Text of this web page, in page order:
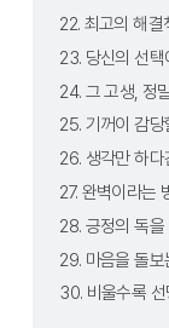
22. 최고의 해결
23. 당신의 선택
24. 그 고생, 정
25. 기꺼이 감당
26. 생각만 하다
27. 완벽이라는
28. 긍정의 독을
29. 마음을 돌보
30. 비울수록 선